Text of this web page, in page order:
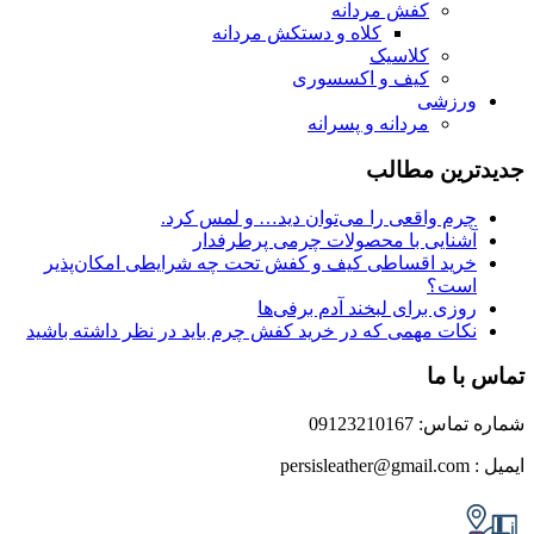
کفش مردانه
کلاه و دستکش مردانه
کلاسیک
کیف و اکسسوری
مردانه و پسرانه
مطالب
واقعی را می‌توان دید… و لمس کرد.
با محصولات چرمی پرطرفدار
اقساطی کیف و کفش تحت چه شرایطی امکان‌پذیر
برای لبخند آدم برفی‌ها
مهمی که در خرید کفش چرم باید در نظر داشته باشید
ما